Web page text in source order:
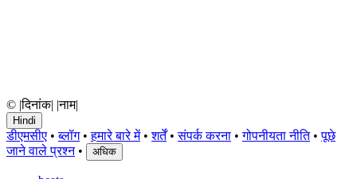
© |दिनांक| |नाम|
Hindi
डीएमसीए •ब्लॉग•हमारे बारे में•शर्तें•संपर्क करना •गोपनीयता नीति•पूछे
जाने वाले प्रश्न• अधिक